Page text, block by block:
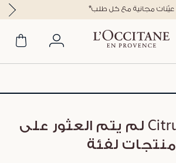
*عيّنات مجانية مع كل طلب
Citrus Verbena لم يتم العثور على
منتجات لفئة